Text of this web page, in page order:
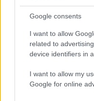
Google consents
I want to allow
related to
device identifiers in
I want to allow my
Google for online